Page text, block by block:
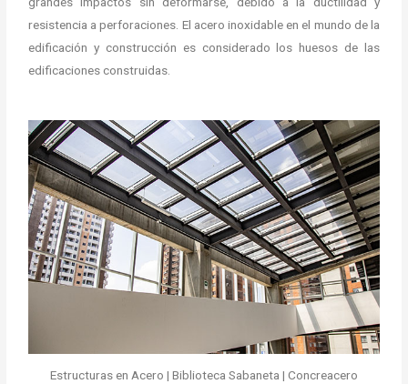
resistencia a perforaciones. El acero inoxidable en el mundo de la
edificación y construcción es considerado los huesos de las
edificaciones construidas.
Estructuras en Acero | Biblioteca Sabaneta | Concreacero